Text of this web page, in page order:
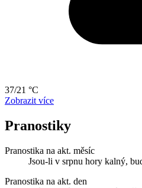
37/21 °C
Zobrazit více
Pranostiky
Pranostika na akt. měsíc
Jsou-li v srpnu hory kalný,
Pranostika na akt. den